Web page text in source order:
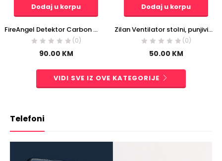
Dodaj u korpu
FireAngel Detektor Carbon monoxida, alarm – CO-9X-10T-FF
(0)
90.00 KM
Dodaj u korpu
Zilan Ventilator stolni, punjivi, USB – ZLN4000
(0)
50.00 KM
VIDI SVE IZ OVE KATEGORIJE
Telefoni